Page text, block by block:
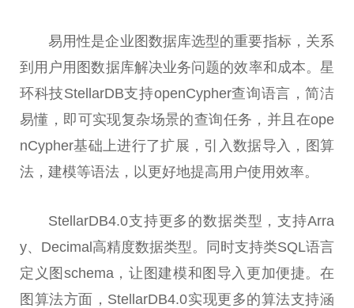
易用性是企业图数据库选型的重要指标，关系
到用户用图数据库解决业务问题的效率和成本。星
环科技StellarDB支持openCypher查询语言，简洁
易懂，即可实现复杂场景的查询任务，并且在ope
nCypher基础上进行了扩展，引入数据导入，图算
法，建模等语法，以更好地提高用户使用效率。
StellarDB4.0支持更多的数据类型，支持Arra
y、Decimal高精度数据类型。同时支持类SQL语言
定义图schema，让图建模和图导入更加便捷。在
图算法方面，StellarDB4.0实现更多的算法支持涵